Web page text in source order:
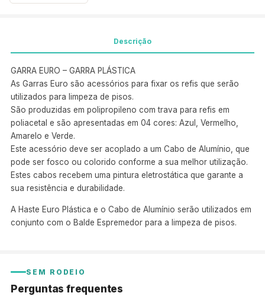
Descrição
GARRA EURO – GARRA PLÁSTICA
As Garras Euro são acessórios para fixar os refis que serão
utilizados para limpeza de pisos.
São produzidas em polipropileno com trava para refis em
poliacetal e são apresentadas em 04 cores: Azul, Vermelho,
Amarelo e Verde.
Este acessório deve ser acoplado a um Cabo de Alumínio, que
pode ser fosco ou colorido conforme a sua melhor utilização.
Estes cabos recebem uma pintura eletrostática que garante a
sua resistência e durabilidade.
A Haste Euro Plástica e o Cabo de Alumínio serão utilizados em
conjunto com o Balde Espremedor para a limpeza de pisos.
SEM RODEIO
Perguntas frequentes